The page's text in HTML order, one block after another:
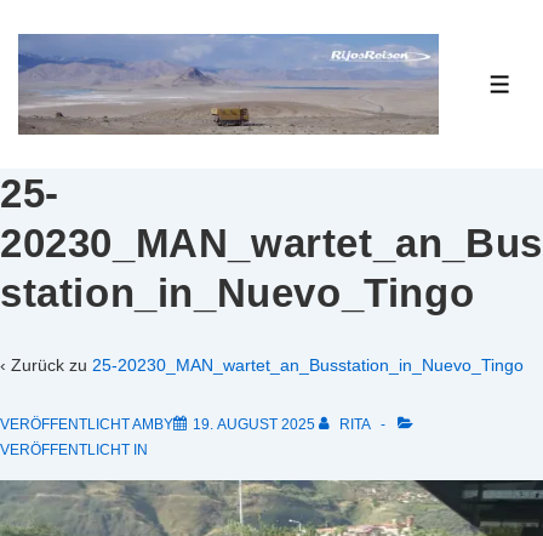
Zum
Inhalt
25-
20230_MAN_wartet_an_Bus
station_in_Nuevo_Tingo
‹ Zurück zu 25-20230_MAN_wartet_an_Busstation_in_Nuevo_Tingo
VERÖFFENTLICHT AMBY 19. AUGUST 2025
RITA
VERÖFFENTLICHT IN